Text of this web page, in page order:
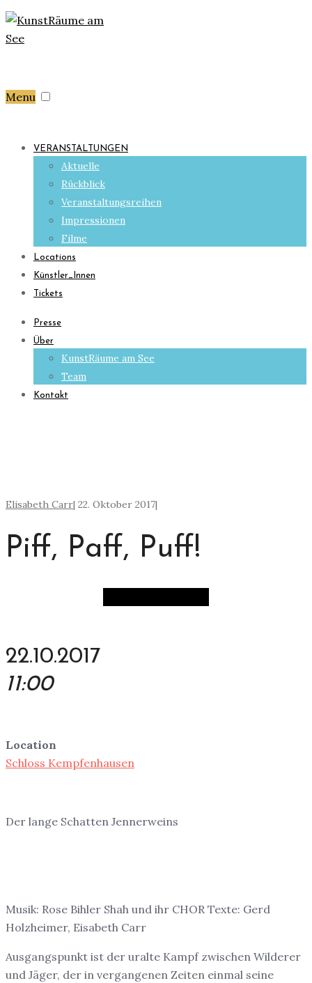
Menu
VERANSTALTUNGEN
Aktuelle
Rückblick
Veranstaltungsreihen
Impressionen
Filme
Locations
Künstler_Innen
Tickets
Presse
Über
KunstRäume am See
Team
Kontakt
Elisabeth Carr| 22. Oktober 2017|
Piff, Paff, Puff!
22.10.2017
11:00
Location
Schloss Kempfenhausen
Der lange Schatten Jennerweins
Musik: Rose Bihler Shah und ihr CHOR Texte: Gerd
Holzheimer, Eisabeth Carr
Ausgangspunkt ist der uralte Kampf zwischen Wilderer
und Jäger, der in vergangenen Zeiten einmal seine